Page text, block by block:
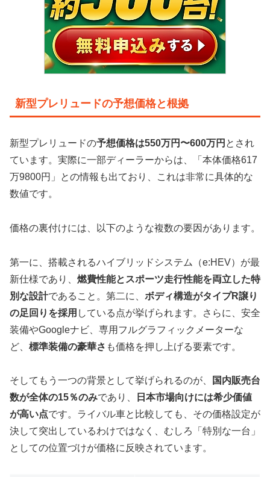
新型プレリュードの予想価格と根拠
新型プレリュードの予想価格は550万円〜600万円 とされ
ています。実際に一部ディーラーからは、「本体価格617
万9800円」との情報も出ており、これは非常に具体的な
数値です。
価格の裏付けには、以下のような複数の要因があります。
第一に、搭載されるハイブリッドシステム（e:HEV）が最
新仕様であり、 燃費性能とスポーツ走行性能を両立した特
別な設計であること。第二に、 ボディ構造がタイプR譲り
の足回りを採用 している点が挙げられます。さらに、安全
装備やGoogleナビ、専用フルグラフィックメーターな
ど、 標準装備の豪華さ も価格を押し上げる要素です。
そしてもう一つの背景として挙げられるのが、
国内販売台
数が全体の15％のみであり、
日本市場向けには希少価値
が高い点です。ライバル車と比較しても、その価格設定が
決して突出しているわけではなく、むしろ「特別な一台」
としての位置づけが価格に反映されています。